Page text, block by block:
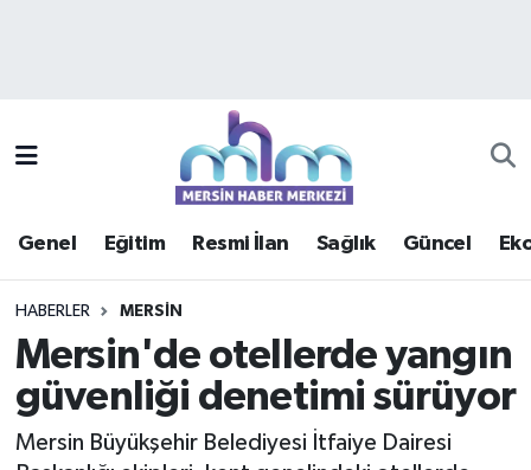
Genel Eğitim Resmi İlan Sağlık Güncel
HABERLER MERSIN
Mersin'de otellerde yangın
güvenliği denetimi sürüyor
Mersin Büyükşehir Belediyesi İtfaiye Dairesi
Güncel
Haberde insan
Mersin Trafik Yoğunluk Haritası
Süper Lig Puan Durumu ve Fikstür
Haber Arşivi